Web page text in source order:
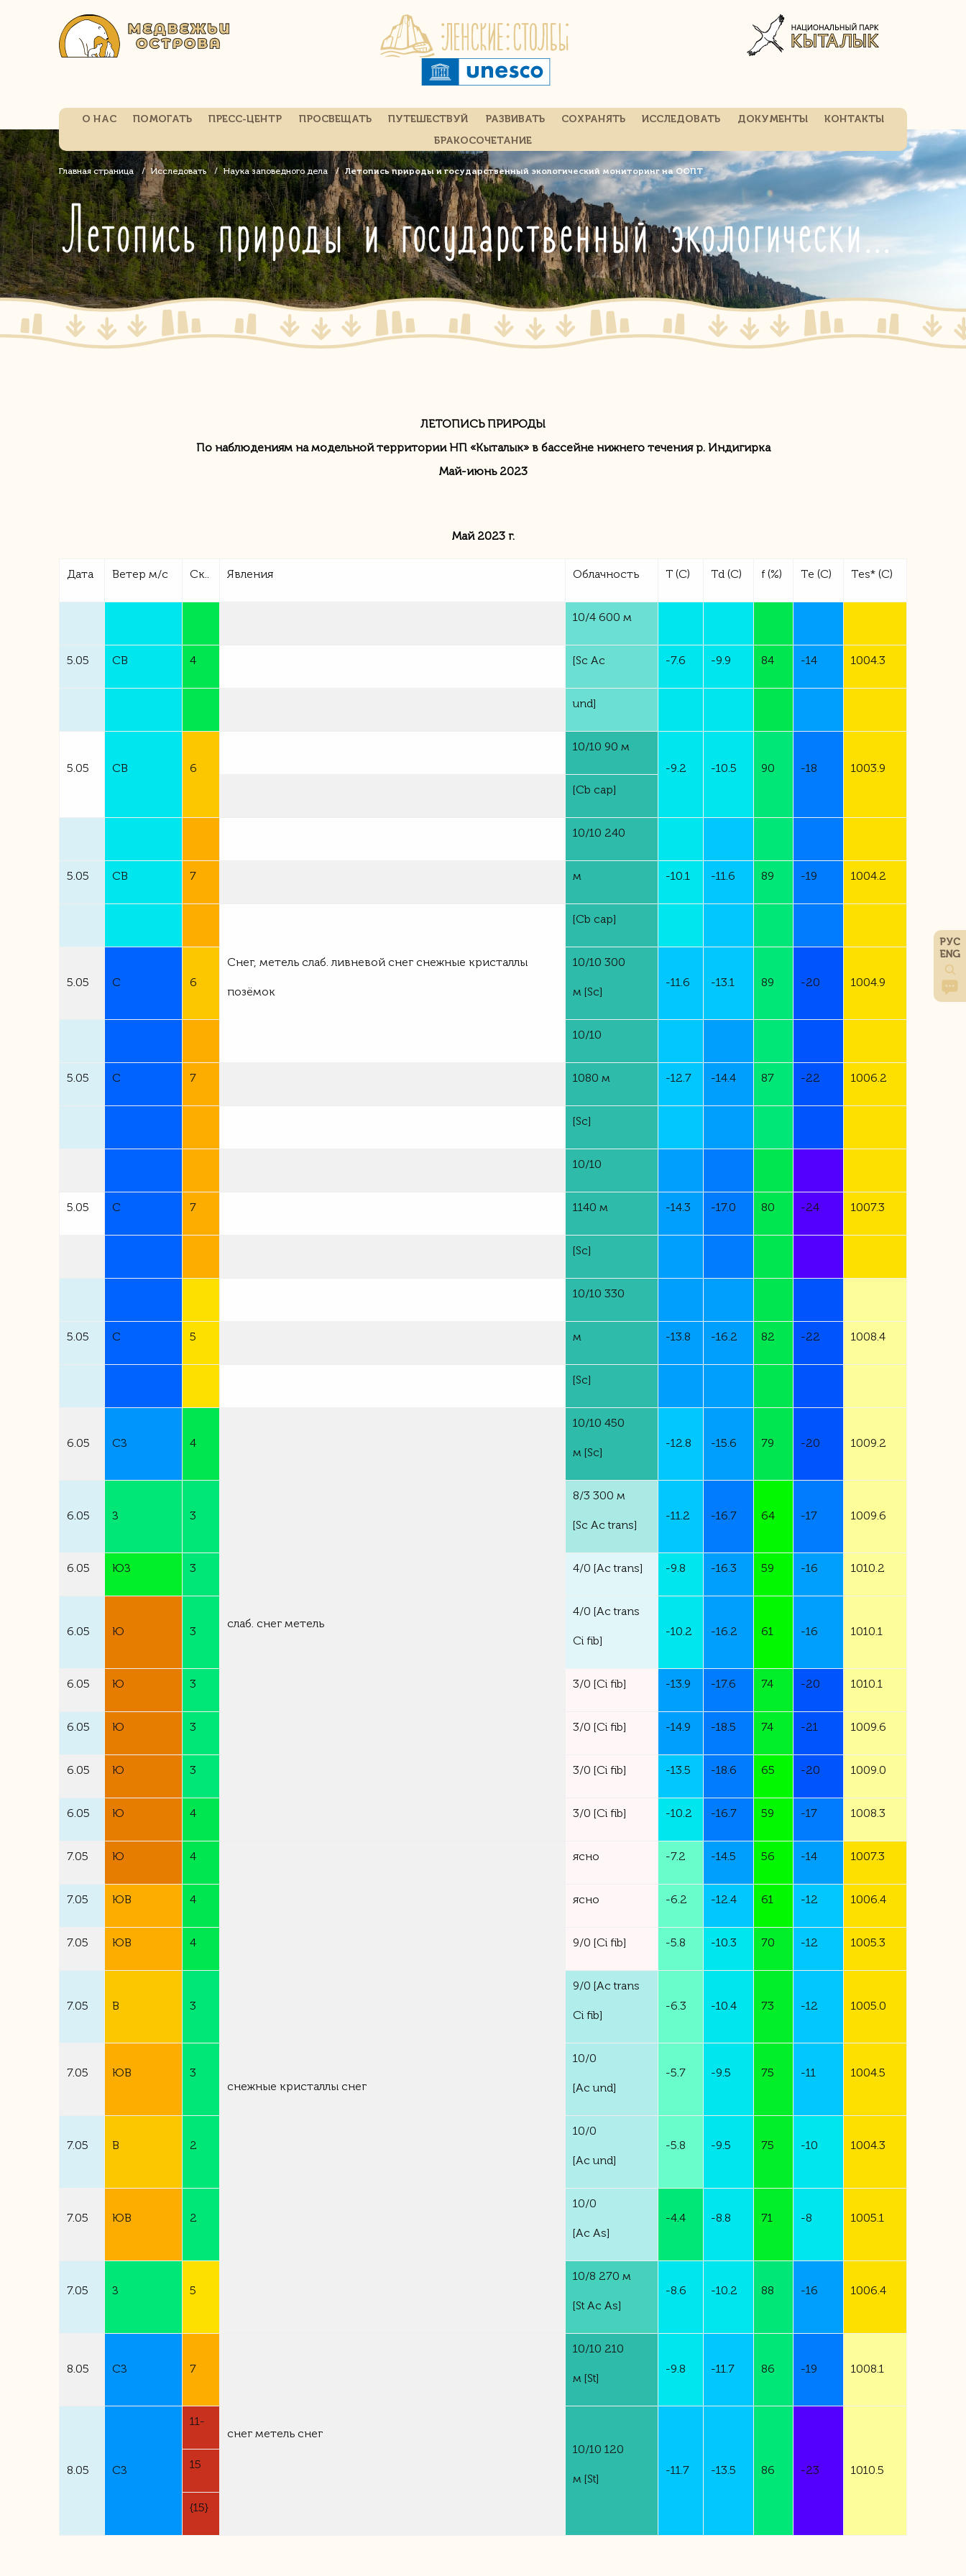
РУС
ENG
О НАС ПОМОГАТЬ ПРЕСС-ЦЕНТР ПРОСВЕЩАТЬ ПУТЕШЕСТВУЙ РАЗВИВАТЬ СОХРАНЯТЬ ИССЛЕДОВАТЬ ДОКУМЕНТЫ
КОНТАКТЫ
БРАКОСОЧЕТАНИЕ
Главная страница Исследовать Наука заповедного дела Летопись природы и государственный экологический мониторинг на ООПТ
Летопись природы и государственный экологический мониторинг на ООПТ
ЛЕТОПИСЬ ПРИРОДЫ
По наблюдениям на модельной территории НП «Кыталык» в бассейне нижнего течения р. Индигирка
Май-июнь 2023
Май 2023 г.
Дата Ветер м/с Ск.. Явления Облачность Т (С) Тd (С) f(%) Тe (С) Тes* (С)
10/4 600 м
5.05 СВ 4 [Sc Ac -7.6 -9.9 84 -14 1004.3
und]
5.05 СВ 6
10/10 90 м
-9.2 -10.5 90 -18
1003.9
[Cb cap]
10/10 240
5.05 СВ 7 м -10.1 -11.6 89 -19 1004.2
Снег, метель слаб. ливневой снег снежные кристаллы
позёмок
[Cb cap]
5.05 С 6
10/10 300
м [Sc]
-11.6 -13.1 89 -20 1004.9
10/10
5.05 С 7 1080 м -12.7 -14.4 87 -22 1006.2
[Sc]
10/10
5.05 С 7 1140 м -14.3 -17.0 80 -24 1007.3
[Sc]
10/10 330
5.05 С 5 м -13.8 -16.2 82 -22 1008.4
[Sc]
6.05 СЗ 4
слаб. снег метель
10/10 450
м [Sc]
-12.8 -15.6 79 -20 1009.2
6.05 З 3
8/3 300 м
[Sc Ac trans]
-11.2 -16.7 64 -17 1009.6
6.05 ЮЗ 3 4/0 [Ac trans] -9.8 -16.3 59 -16 1010.2
6.05 Ю 3
4/0 [Ac trans
Ci fib]
-10.2 -16.2 61 -16 1010.1
6.05 Ю 3 3/0 [Ci fib] -13.9 -17.6 74 -20 1010.1
6.05 Ю 3 3/0 [Ci fib] -14.9 -18.5 74 -21 1009.6
6.05 Ю 3 3/0 [Ci fib] -13.5 -18.6 65 -20 1009.0
6.05 Ю 4 3/0 [Ci fib] -10.2 -16.7 59 -17 1008.3
7.05 Ю 4
снежные кристаллы снег
ясно -7.2 -14.5 56 -14 1007.3
7.05 ЮВ 4 ясно -6.2 -12.4 61 -12 1006.4
7.05 ЮВ 4 9/0 [Ci fib] -5.8 -10.3 70 -12 1005.3
7.05 В 3
9/0 [Ac trans
Ci fib]
-6.3 -10.4 73 -12 1005.0
7.05 ЮВ 3
10/0
[Ac und]
-5.7 -9.5 75 -11 1004.5
7.05 В 2
10/0
[Ac und]
-5.8 -9.5 75 -10 1004.3
7.05 ЮВ 2
10/0
[Ac As]
-4.4 -8.8 71 -8 1005.1
7.05 З 5
10/8 270 м
[St Ac As]
-8.6 -10.2 88 -16 1006.4
8.05 СЗ 7
снег метель снег
10/10 210
м [St]
-9.8 -11.7 86 -19 1008.1
8.05 СЗ
11-
10/10 120
м [St]
-11.7 -13.5 86 -23 1010.5
15
{15}